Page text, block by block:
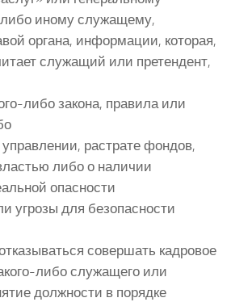
либо иному служащему,
органа, информации, которая,
служащий или претендент,
либо закона, правила или
растрате фондов,
либо о наличии
опасности
угрозы для безопасности
совершать кадровое
либо служащего или
должности в порядке